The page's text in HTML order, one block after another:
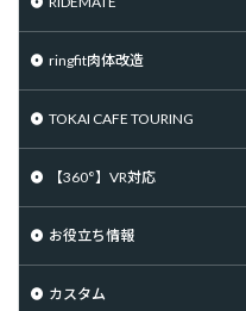
ringfit肉体改造
TOKAI CAFE TOURING
【360°】VR対応
お役立ち情報
カスタム